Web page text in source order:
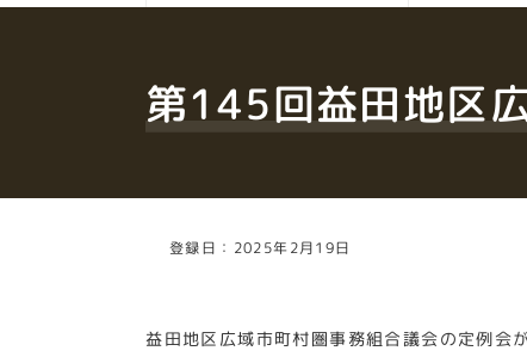
第145回益田地区
登録日：2025年2月19日
益田地区広域市町村圏事務組合議会の定例会